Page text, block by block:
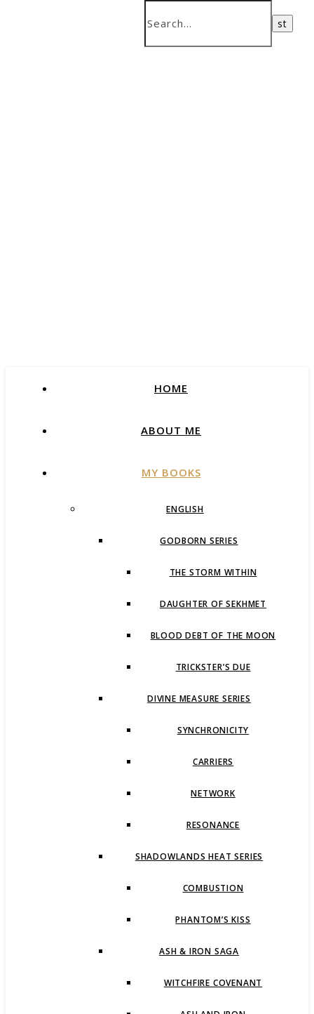
HOME
ABOUT ME
MY BOOKS
ENGLISH
GODBORN SERIES
THE STORM WITHIN
DAUGHTER OF SEKHMET
BLOOD DEBT OF THE MOON
TRICKSTER’S DUE
DIVINE MEASURE SERIES
SYNCHRONICITY
CARRIERS
NETWORK
RESONANCE
SHADOWLANDS HEAT SERIES
COMBUSTION
PHANTOM’S KISS
ASH & IRON SAGA
WITCHFIRE COVENANT